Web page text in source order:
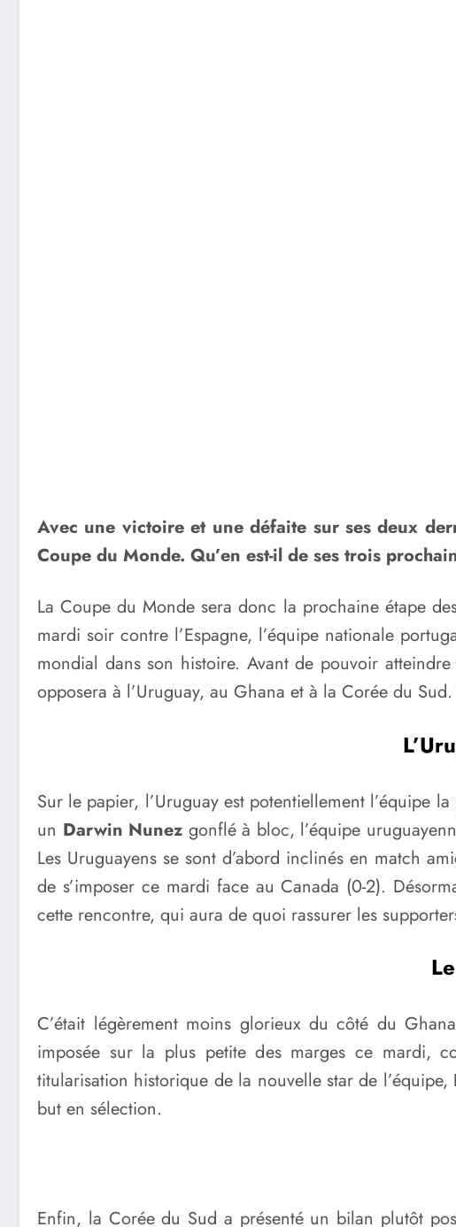
Avec une victoire et une défaite sur ses deux
Coupe du Monde. Qu’en est-il de ses trois
La Coupe du Monde sera donc la prochaine étape
mardi soir contre l’Espagne, l’équipe nationale
mondial dans son histoire. Avant de pouvoir
opposera à l’Uruguay, au Ghana et à la Corée du
Sur le papier, l’Uruguay est potentiellement l’équipe
un Darwin Nunez gonflé à bloc, l’équipe
Les Uruguayens se sont d’abord inclinés en match
de s’imposer ce mardi face au Canada (0-2).
cette rencontre, qui aura de quoi rassurer les
C’était légèrement moins glorieux du côté du
imposée sur la plus petite des marges ce mardi,
titularisation historique de la nouvelle star de l’équipe,
but en sélection.
Enfin, la Corée du Sud a présenté un bilan plutôt